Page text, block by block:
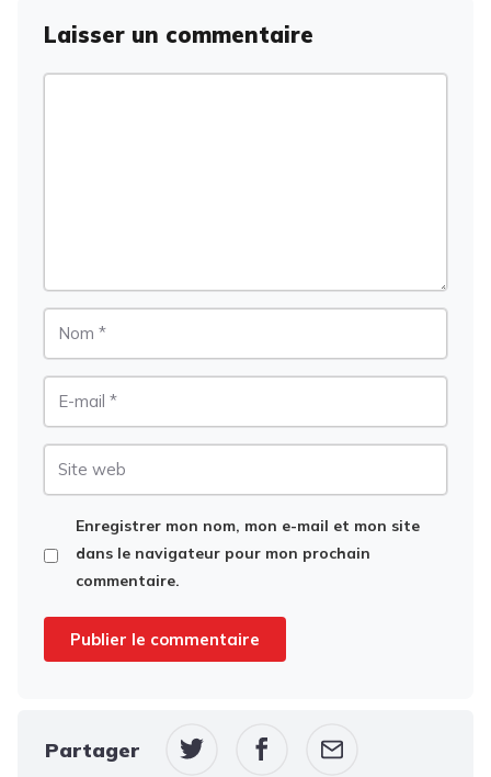
Laisser un commentaire
Enregistrer mon nom, mon e-mail et mon site
dans le navigateur pour mon prochain
commentaire.
Partager